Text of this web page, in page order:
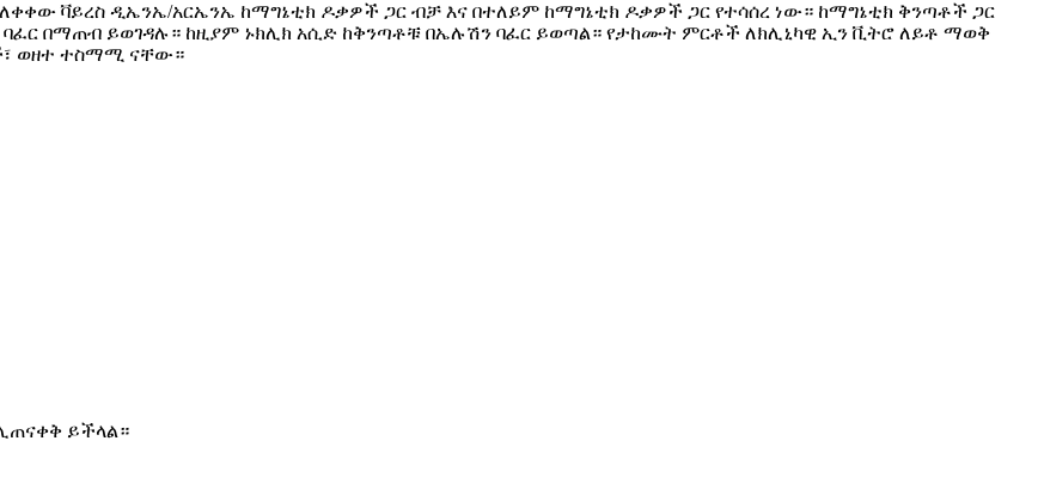
ቫይረስ ዲኤንኤ/አርኤንኤ ከማግኔቲክ ዶቃዎች ጋር ብቻ እና በተለይም ከማግኔቲክ ዶቃዎች ጋር የተሳሰረ ነው። ከማግኔቲክ ቅንጣቶች ጋር
ባፈር በማጠብ ይወገዳሉ። ከዚያም ኑክሊክ አሲድ ከቅንጣቶቹ በኤሉሽን ባፈር ይወጣል። የታከሙት ምርቶች ለክሊኒካዊ ኢን ቪትሮ ለይቶ ማወቅ
ወዘተ ተስማሚ ናቸው።
ይችላል።